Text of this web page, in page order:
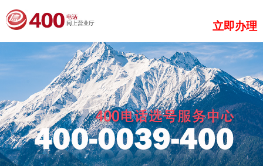
立即办理